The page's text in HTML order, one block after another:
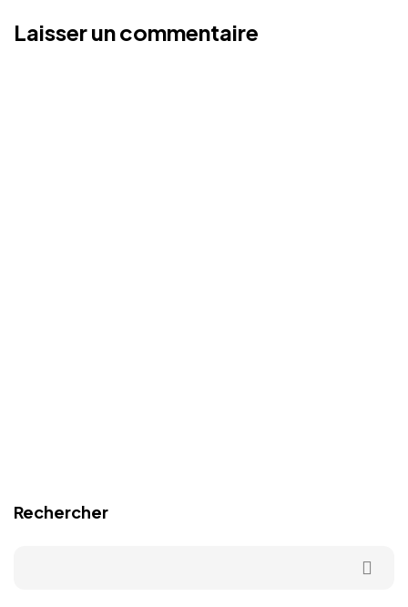
Laisser un commentaire
Rechercher